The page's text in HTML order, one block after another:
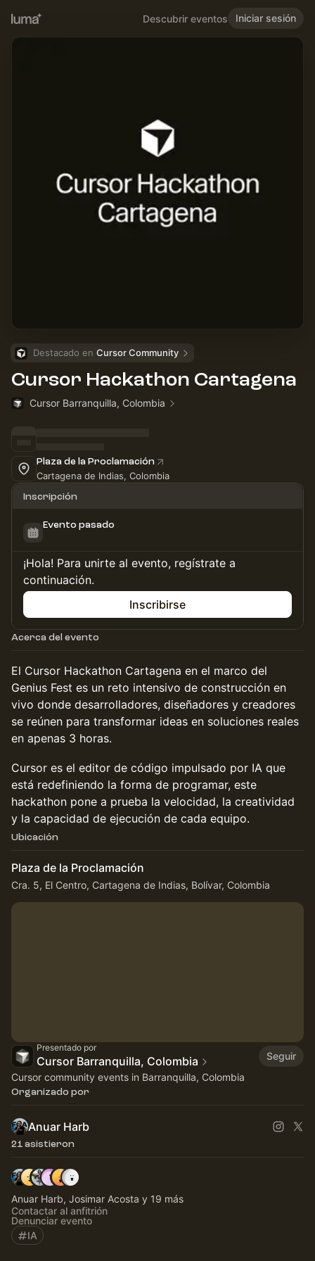
Descubrir eventos Iniciar sesión
Destacado en Cursor Community
Cursor Hackathon Cartagena
Cursor Barranquilla, Colombia
Plaza de la Proclamación
Cartagena de Indias, Colombia
Inscripción
Evento pasado
¡Hola! Para unirte al evento, regístrate a
continuación.
Inscribirse
Acerca del evento
El Cursor Hackathon Cartagena en el marco del
Genius Fest es un reto intensivo de construcción en
vivo donde desarrolladores, diseñadores y creadores
se reúnen para transformar ideas en soluciones reales
en apenas 3 horas.
Cursor es el editor de código impulsado por IA que
está redefiniendo la forma de programar, este
hackathon pone a prueba la velocidad, la creatividad
y la capacidad de ejecución de cada equipo.
Ubicación
Plaza de la Proclamación
Cra. 5, El Centro, Cartagena de Indias, Bolívar, Colombia
Presentado por
Cursor Barranquilla, Colombia
Seguir
Cursor community events in Barranquilla, Colombia
Organizado por
Anuar Harb
21 asistieron
Anuar Harb, Josimar Acosta y 19 más
Contactar al anfitrión
Denunciar evento
IA